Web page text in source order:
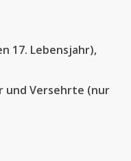
17. Lebensjahr),
und Versehrte (nur